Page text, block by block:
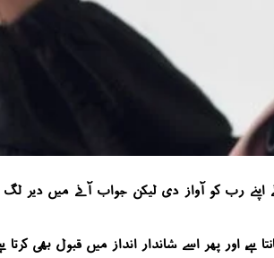
رب کو آواز دی لیکن جواب آنے میں دیر لگ
اور پھر اسے شاندار انداز میں قبول بھی کرتا